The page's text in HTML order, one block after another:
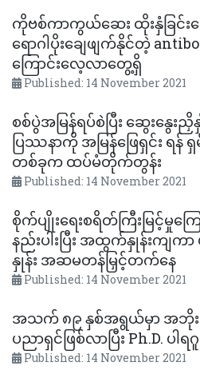
ကိုဗစ်ကာကွယ်ဆေး ထိုးနှံခြင်းက
ရောဂါပိုးချေဖျက်နိုင်တဲ့
ကြောင်းလေ့လာတွေ့ရှိ
Published: 14 November 2021
စစ်ပွဲအမြန်ရပ်စဲပြီး ဆွေးနွေး
ပြဿနာကို အမြန်ဖြေရှင်း ရန် ရှ
တစ်ခုက ထပ်မံတိုက်တွန်း
Published: 14 November 2021
စိုက်ပျိုး​ရေးစရိတ်ကြီးမြင့်မှု​
နည်းပါးပြီး အထွက်နှုန်းကျက
နှုန်း အဆမတန်မြှင့်တက်​နေ
Published: 14 November 2021
အသက် ၈၉ နှစ်အရွယ်မှာ အဘိုး
ပညာရှင်ဖြစ်လာပြီး Ph.D. ပါ
Published: 14 November 2021